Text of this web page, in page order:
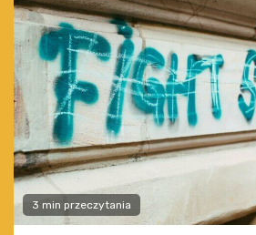
3 min przeczytania